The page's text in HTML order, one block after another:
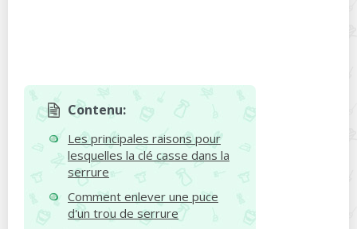
Contenu:
Les principales raisons pour
lesquelles la clé casse dans la
serrure
Comment enlever une puce
d'un trou de serrure